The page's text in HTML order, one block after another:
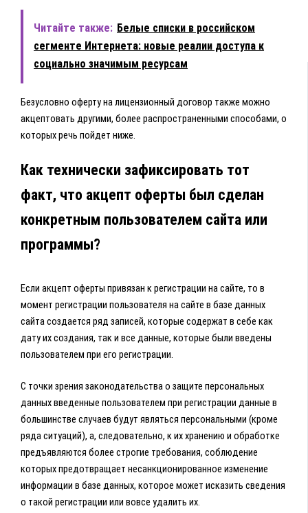
Читайте также: Белые списки в российском
сегменте Интернета: новые реалии доступа к
социально значимым ресурсам
Безусловно оферту на лицензионный договор также можно
акцептовать другими, более распространенными способами, о
которых речь пойдет ниже.
Как технически зафиксировать тот
факт, что акцепт оферты был сделан
конкретным пользователем сайта или
программы?
Если акцепт оферты привязан к регистрации на сайте, то в
момент регистрации пользователя на сайте в базе данных
сайта создается ряд записей, которые содержат в себе как
дату их создания, так и все данные, которые были введены
пользователем при его регистрации.
С точки зрения законодательства о защите персональных
данных введенные пользователем при регистрации данные в
большинстве случаев будут являться персональными (кроме
ряда ситуаций), а, следовательно, к их хранению и обработке
предъявляются более строгие требования, соблюдение
которых предотвращает несанкционированное изменение
информации в базе данных, которое может исказить сведения
о такой регистрации или вовсе удалить их.